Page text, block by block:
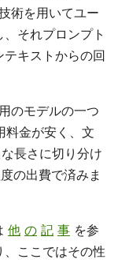
術を用いてユー
それプロンプト
キストからの回
のモデルの一つ
料金が安く、文
長さに切り分け
の出費で済みま
他 の 記 事 を参
ここではその性